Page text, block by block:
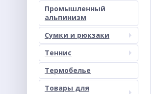
Промышленный
альпинизм
Сумки и рюкзаки
Теннис
Термобелье
Товары для